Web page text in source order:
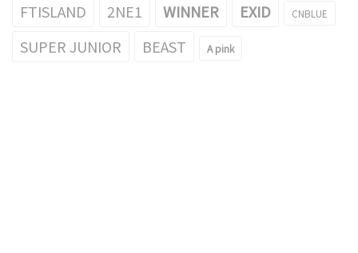
FTISLAND
2NE1 WINNER EXID CNBLUE
SUPER JUNIOR BEAST A pink